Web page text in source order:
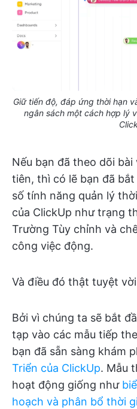
Giữ tiến độ, đáp ứng thời hạn
ngân sách một cách hợp lý
Nếu bạn đã theo dõi
tiên, thì có lẽ bạn đã
số tính năng quản lý
của ClickUp như trạng
Trường Tùy chỉnh và
công việc động.
Và điều đó thật tuyệt
Bởi vì chúng ta sẽ bắt
tạp vào các mẫu tiếp
bạn đã sẵn sàng khám
Triển của ClickUp. Mẫu
hoạt động giống như
hoạch và phân bổ thời